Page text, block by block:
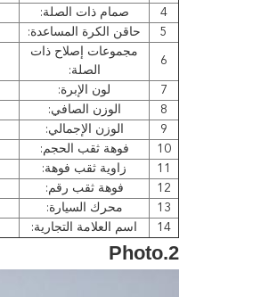
4
صمام ذات الصلة:
5
حاقن الكرة المساعدة:
6
مجموعات إصلاح ذات
الصلة:
7 لون الإبرة:
8
الوزن الصافي:
9
الوزن الإجمالي:
10
فوهة ثقب الحجم:
11
زاوية ثقب فوهة:
12
فوهة ثقب رقم:
13
محرك السيارة:
14
اسم العلامة التجارية:
2.Photo